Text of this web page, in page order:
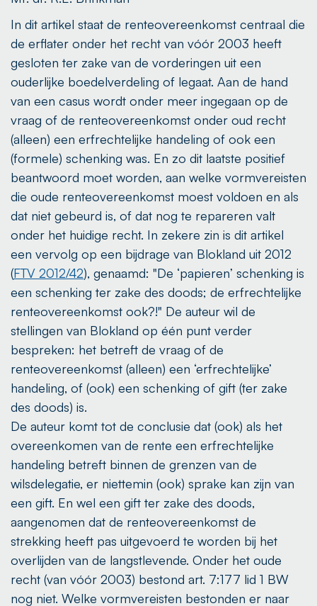
In dit artikel staat de renteovereenkomst centraal die
de erflater onder het recht van vóór 2003 heeft
gesloten ter zake van de vorderingen uit een
ouderlijke boedelverdeling of legaat. Aan de hand
van een casus wordt onder meer ingegaan op de
vraag of de renteovereenkomst onder oud recht
(alleen) een erfrechtelijke handeling of ook een
(formele) schenking was. En zo dit laatste positief
beantwoord moet worden, aan welke vormvereisten
die oude renteovereenkomst moest voldoen en als
dat niet gebeurd is, of dat nog te repareren valt
onder het huidige recht. In zekere zin is dit artikel
een vervolg op een bijdrage van Blokland uit 2012
(FTV 2012/42), genaamd: "De ‘papieren’ schenking is
een schenking ter zake des doods; de erfrechtelijke
renteovereenkomst ook?!" De auteur wil de
stellingen van Blokland op één punt verder
bespreken: het betreft de vraag of de
renteovereenkomst (alleen) een ‘erfrechtelijke’
handeling, of (ook) een schenking of gift (ter zake
des doods) is.
De auteur komt tot de conclusie dat (ook) als het
overeenkomen van de rente een erfrechtelijke
handeling betreft binnen de grenzen van de
wilsdelegatie, er niettemin (ook) sprake kan zijn van
een gift. En wel een gift ter zake des doods,
aangenomen dat de renteovereenkomst de
strekking heeft pas uitgevoerd te worden bij het
overlijden van de langstlevende. Onder het oude
recht (van vóór 2003) bestond art. 7:177 lid 1 BW
nog niet. Welke vormvereisten bestonden er naar